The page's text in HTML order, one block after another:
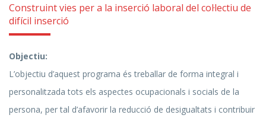
Construint vies per a la inserció laboral del col·lectiu de
difícil inserció
Objectiu:
L’objectiu d’aquest programa és treballar de forma integral i
personalitzada tots els aspectes ocupacionals i socials de la
persona, per tal d’afavorir la reducció de desigualtats i contribuir